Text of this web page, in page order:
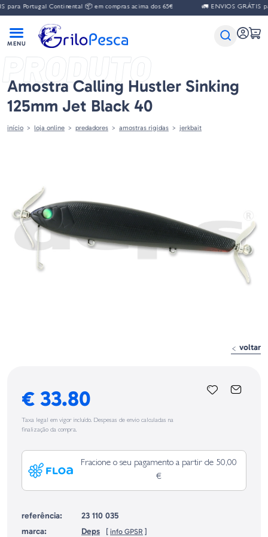
para Portugal Continental 📦 em compras acima dos 65€ 🚛 ENVIOS GRÁTIS
PRODUTO
Amostra Calling Hustler Sinking
125mm Jet Black 40
início loja online predadores amostras rigidas jerkbait
voltar
€ 33.80
Taxa legal em vigor incluído. Despesas de envio calculadas na
finalização da compra.
Fracione o seu pagamento a partir de 50,00
€
referência:
23 110 035
marca:
Deps [ info GPSR ]